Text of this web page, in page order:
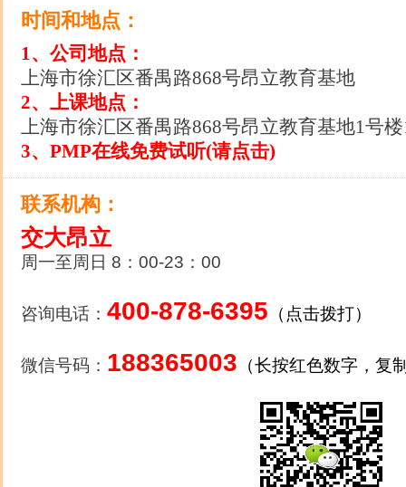
时间和地点：
1、公司地点：
上海市徐汇区番禺路868号昂立教育基地
2、上课地点：
上海市徐汇区番禺路868号昂立教育基地1号
3、PMP在线免费试听(请点击)
联系机构：
交大昂立
周一至周日 8：00-23：00
咨询电话： 400-878-6395 （点击拨打）
微信号码： 188365003 （长按红色数字，复